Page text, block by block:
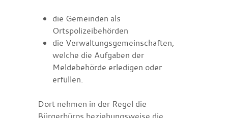
die Gemeinden als
Ortspolizeibehörden
die Verwaltungsgemeinschaften,
welche die Aufgaben der
Meldebehörde erledigen oder
erfüllen.
Dort nehmen in der Regel die
Bürgerbüros beziehungsweise die